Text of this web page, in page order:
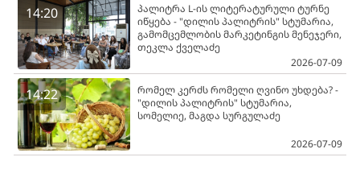
14:20
პალიტრა L-ის ლიტერატურული ტურნე
იწყება - "დილის პალიტრის" სტუმარია,
გამომცემლობის მარკეტინგის მენეჯერი,
თეკლა ქველაძე
2026-07-09
14:22
რომელ კერძს რომელი ღვინო უხდება? -
"დილის პალიტრის" სტუმარია,
სომელიე, მაგდა სურგულაძე
2026-07-09